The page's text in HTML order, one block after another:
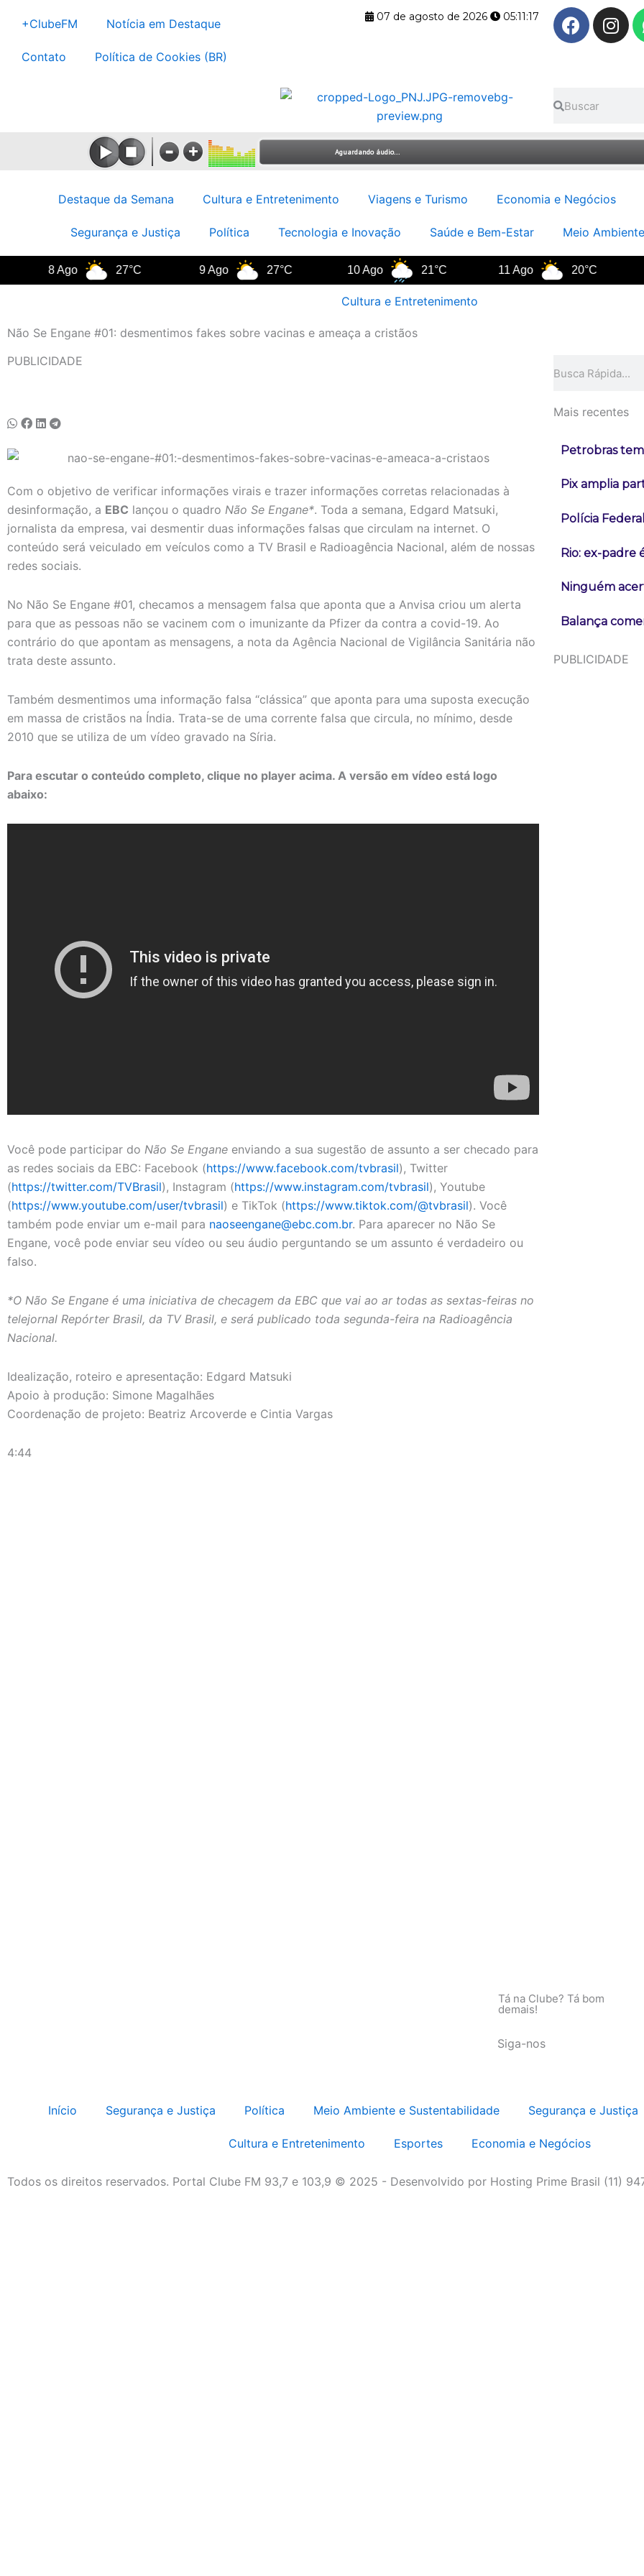
para
conteúdo
+ClubeFM Notícia em Destaque
Contato Política de Cookies (BR)
07 de agosto de 2026 05:11:18
F
a
o
k
I
n
a
m
Destaque da Semana Cultura e Entretenimento Viagens e Turismo Economia e Negócios
Segurança e Justiça Política Tecnologia e Inovação Saúde e Bem-Estar Meio
8 Ago 27°C 9 Ago 27°C 10 Ago 21°C 11 Ago 20°C 12
Cultura e Entretenimento
Não Se Engane #01: desmentimos fakes sobre vacinas e ameaça a cristãos
PUBLICIDADE
Com o objetivo de verificar informações virais e trazer informações corretas relacionadas à
desinformação, a EBC lançou o quadro Não Se Engane*. Toda a semana, Edgard Matsuki,
jornalista da empresa, vai desmentir duas informações falsas que circulam na internet. O
conteúdo será veiculado em veículos como a TV Brasil e Radioagência Nacional, além de nossas
redes sociais.
No Não Se Engane #01, checamos a mensagem falsa que aponta que a Anvisa criou um alerta
para que as pessoas não se vacinem com o imunizante da Pfizer da contra a covid-19. Ao
contrário do que apontam as mensagens, a nota da Agência Nacional de Vigilância Sanitária não
trata deste assunto.
Também desmentimos uma informação falsa “clássica” que aponta para uma suposta execução
em massa de cristãos na Índia. Trata-se de uma corrente falsa que circula, no mínimo, desde
2010 que se utiliza de um vídeo gravado na Síria.
Para escutar o conteúdo completo, clique no player acima. A versão em vídeo está logo
abaixo:
Você pode participar do Não Se Engane enviando a sua sugestão de assunto a ser checado para
as redes sociais da EBC: Facebook (https://www.facebook.com/tvbrasil), Twitter
(https://twitter.com/TVBrasil), Instagram (https://www.instagram.com/tvbrasil), Youtube
(https://www.youtube.com/user/tvbrasil) e TikTok (https://www.tiktok.com/@tvbrasil). Você
também pode enviar um e-mail para naoseengane@ebc.com.br. Para aparecer no Não Se
Engane, você pode enviar seu vídeo ou seu áudio perguntando se um assunto é verdadeiro ou
falso.
*O Não Se Engane é uma iniciativa de checagem da EBC que vai ao ar todas as sextas-feiras no
telejornal Repórter Brasil, da TV Brasil, e será publicado toda segunda-feira na Radioagência
Nacional.
Idealização, roteiro e apresentação: Edgard Matsuki
Apoio à produção: Simone Magalhães
Coordenação de projeto: Beatriz Arcoverde e Cintia Vargas
4:44
Mais recentes
Petrobras
Pix amplia
Polícia
Rio: ex-padre
Ninguém
Balança
PUBLICIDADE
Tá na Clube? Tá bom
demais!
Siga-nos
Início Segurança e Justiça Política Meio Ambiente e Sustentabilidade Segurança e Justiça
Cultura e Entretenimento Esportes Economia e Negócios
Todos os direitos reservados. Portal Clube FM 93,7 e 103,9 © 2025 - Desenvolvido por Hosting Prime Brasil (11)